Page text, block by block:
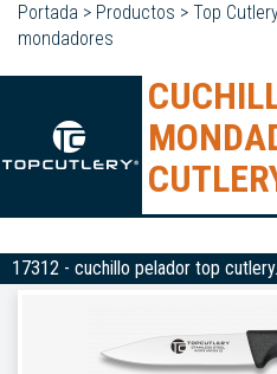
Portada > Productos > Top
mondadores
17312 - cuchillo pelador top